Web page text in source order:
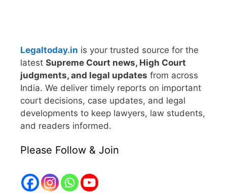
Legaltoday.in is your trusted source for the
latest Supreme Court news, High Court
judgments, and legal updates from across
India. We deliver timely reports on important
court decisions, case updates, and legal
developments to keep lawyers, law students,
and readers informed.
Please Follow & Join